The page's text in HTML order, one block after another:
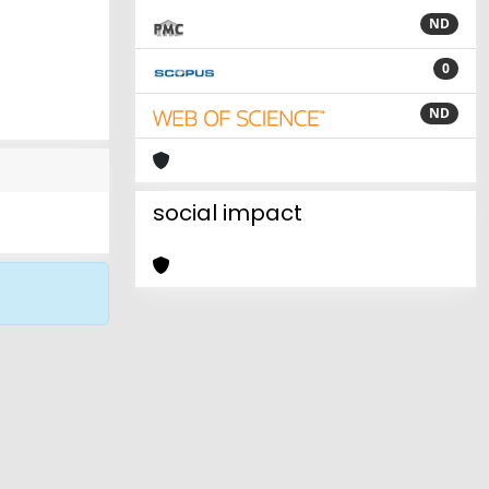
ND
0
ND
social impact